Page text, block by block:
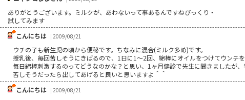
ありがとうございます。ミルクが、あわないって事あるんですねびっくり・
試してみます
こんにちは | 2009/08/21
ウチの子も新生児の頃から便秘です。ちなみに混合(ミルク多め)です。
授乳後、毎回苦しそうにきばるので、1日に1～2回、綿棒にオイルをつけてウンチを
毎日綿棒刺激するのってどうなのかな？と思い、1ヶ月健診で先生に聞きましたが、
苦しそうだったら出してあげると良いと思いますよ＾＾
こんにちは | 2009/08/21